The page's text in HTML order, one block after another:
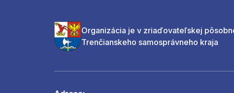
Organizácia je v zriaďovateľskej
Trenčianskeho samosprávneho kraja